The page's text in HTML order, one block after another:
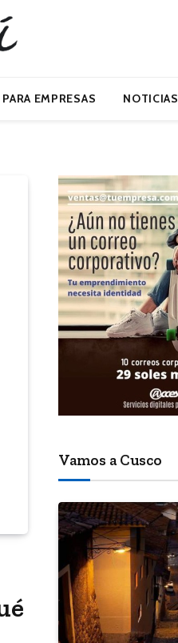
EMPRESAS NOTICIAS
Vamos a Cusco